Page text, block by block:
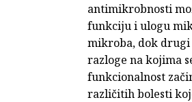
antimikrobnosti
funkciju i ulogu
mikroba, dok drugi
razloge na kojima
funkcionalnost
različitih bolesti